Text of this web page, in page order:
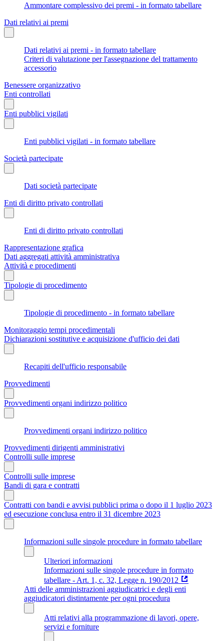
Ammontare complessivo dei premi - in formato tabellare
Dati relativi ai premi
Dati relativi ai premi - in formato tabellare
Criteri di valutazione per l'assegnazione del trattamento
accessorio
Benessere organizzativo
Enti controllati
Enti pubblici vigilati
Enti pubblici vigilati - in formato tabellare
Società partecipate
Dati società partecipate
Enti di diritto privato controllati
Enti di diritto privato controllati
Rappresentazione grafica
Dati aggregati attività amministrativa
Attività e procedimenti
Tipologie di procedimento
Tipologie di procedimento - in formato tabellare
Monitoraggio tempi procedimentali
Dichiarazioni sostitutive e acquisizione d'ufficio dei dati
Recapiti dell'ufficio responsabile
Provvedimenti
Provvedimenti organi indirizzo politico
Provvedimenti organi indirizzo politico
Provvedimenti dirigenti amministrativi
Controlli sulle imprese
Controlli sulle imprese
Bandi di gara e contratti
Contratti con bandi e avvisi pubblici prima o dopo il 1 luglio 2023
ed esecuzione conclusa entro il 31 dicembre 2023
Informazioni sulle singole procedure in formato tabellare
Ulteriori informazioni
Informazioni sulle singole procedure in formato
tabellare - Art. 1, c. 32, Legge n. 190/2012
Atti delle amministrazioni aggiudicatrici e degli enti
aggiudicatori distintamente per ogni procedura
Atti relativi alla programmazione di lavori, opere,
servizi e forniture